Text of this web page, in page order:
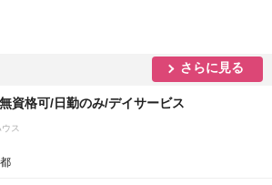
さらに見る
資格可/日勤のみ/デイサービス
ス